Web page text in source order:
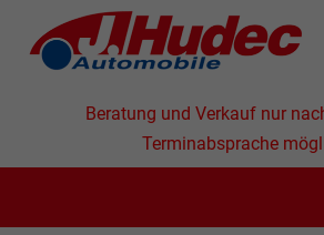
Beratung und Verkauf nur
Terminabsprache